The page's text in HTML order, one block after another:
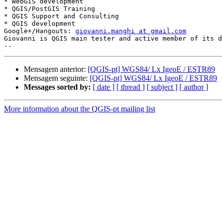
* QGIS/PostGIS Training
* QGIS Support and Consulting
* QGIS development
Google+/Hangouts: giovanni.manghi at gmail.com
Giovanni is QGIS main tester and active member of its
Mensagem anterior: [QGIS-pt] WGS84/ Lx IgeoE / ESTR89
Mensagem seguinte: [QGIS-pt] WGS84/ Lx IgeoE / ESTR89
Messages sorted by: [ date ] [ thread ] [ subject ] [ author ]
More information about the QGIS-pt mailing list